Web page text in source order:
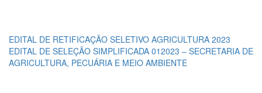
EDITAL DE RETIFICAÇÃO SELETIVO AGRICULTURA 2023
EDITAL DE SELEÇÃO SIMPLIFICADA 012023 – SECRETARIA DE
AGRICULTURA, PECUÁRIA E MEIO AMBIENTE